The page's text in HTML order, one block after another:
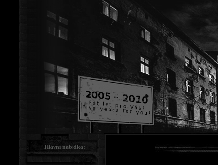
Hlavní nabídka: